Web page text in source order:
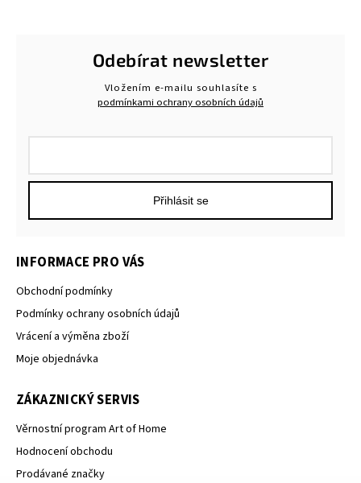
Odebírat newsletter
Vložením e-mailu souhlasíte s
podmínkami ochrany osobních údajů
Přihlásit se
INFORMACE PRO VÁS
Obchodní podmínky
Podmínky ochrany osobních údajů
Vrácení a výměna zboží
Moje objednávka
ZÁKAZNICKÝ SERVIS
Věrnostní program Art of Home
Hodnocení obchodu
Prodávané značky